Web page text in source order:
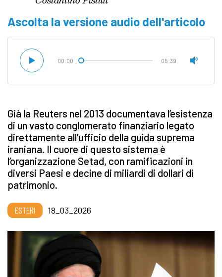
Ascolta la versione audio dell'articolo
00:00 05:39
Già la Reuters nel 2013 documentava l’esistenza
di un vasto conglomerato finanziario legato
direttamente all’ufficio della guida suprema
iraniana. Il cuore di questo sistema è
l’organizzazione Setad, con ramificazioni in
diversi Paesi e decine di miliardi di dollari di
patrimonio.
ESTERI 18_03_2026